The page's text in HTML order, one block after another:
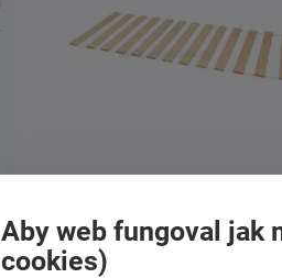
200x90cm
Aby web fungoval jak
cookies)